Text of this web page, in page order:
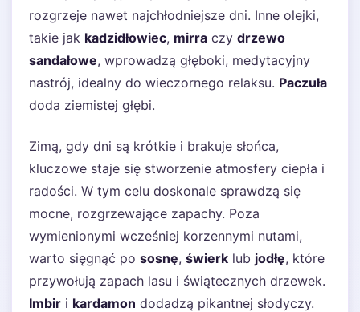
rozgrzeje nawet najchłodniejsze dni. Inne olejki,
takie jak kadzidłowiec, mirra czy drzewo
sandałowe, wprowadzą głęboki, medytacyjny
nastrój, idealny do wieczornego relaksu. Paczuła
doda ziemistej głębi.
Zimą, gdy dni są krótkie i brakuje słońca,
kluczowe staje się stworzenie atmosfery ciepła i
radości. W tym celu doskonale sprawdzą się
mocne, rozgrzewające zapachy. Poza
wymienionymi wcześniej korzennymi nutami,
warto sięgnąć po sosnę, świerk lub jodłę, które
przywołują zapach lasu i świątecznych drzewek.
Imbir i kardamon dodadzą pikantnej słodyczy.